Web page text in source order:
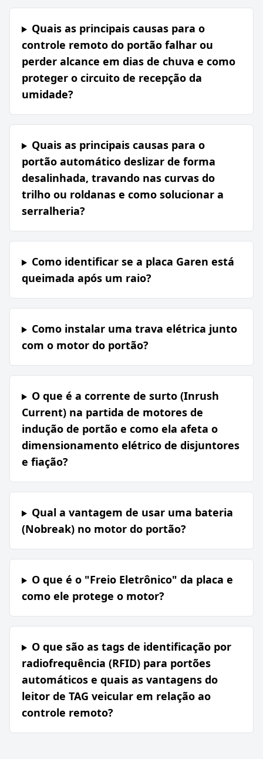
Quais as principais causas para o
controle remoto do portão falhar ou
perder alcance em dias de chuva e como
proteger o circuito de recepção da
umidade?
Quais as principais causas para o
portão automático deslizar de forma
desalinhada, travando nas curvas do
trilho ou roldanas e como solucionar a
serralheria?
Como identificar se a placa Garen está
queimada após um raio?
Como instalar uma trava elétrica junto
com o motor do portão?
O que é a corrente de surto (Inrush
Current) na partida de motores de
indução de portão e como ela afeta o
dimensionamento elétrico de disjuntores
e fiação?
Qual a vantagem de usar uma bateria
(Nobreak) no motor do portão?
O que é o "Freio Eletrônico" da placa e
como ele protege o motor?
O que são as tags de identificação por
radiofrequência (RFID) para portões
automáticos e quais as vantagens do
leitor de TAG veicular em relação ao
controle remoto?